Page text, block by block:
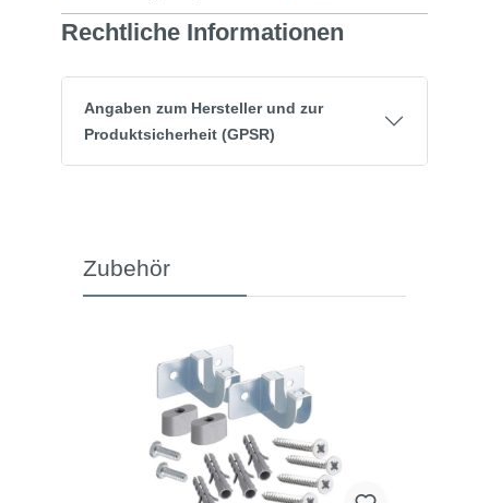
Rechtliche Informationen
Angaben zum Hersteller und zur
Produktsicherheit (GPSR)
Zubehör